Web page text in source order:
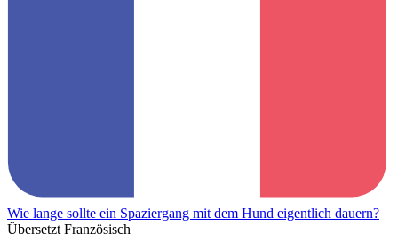
Wie lange sollte ein Spaziergang mit dem Hund eigentlich dauern?
Übersetzt Französisch